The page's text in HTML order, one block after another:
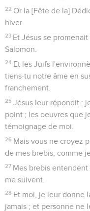
22 Or la [Fête de la]
hiver.
23 Et Jésus se
Salomon.
24 Et les Juifs
tiens-tu notre âme en
franchement.
25 Jésus leur répondit :
point ; les oeuvres que
témoignage de moi.
26 Mais vous ne croyez
de mes brebis, comme
27 Mes brebis
me suivent.
28 Et moi, je leur donne
jamais ; et personne ne